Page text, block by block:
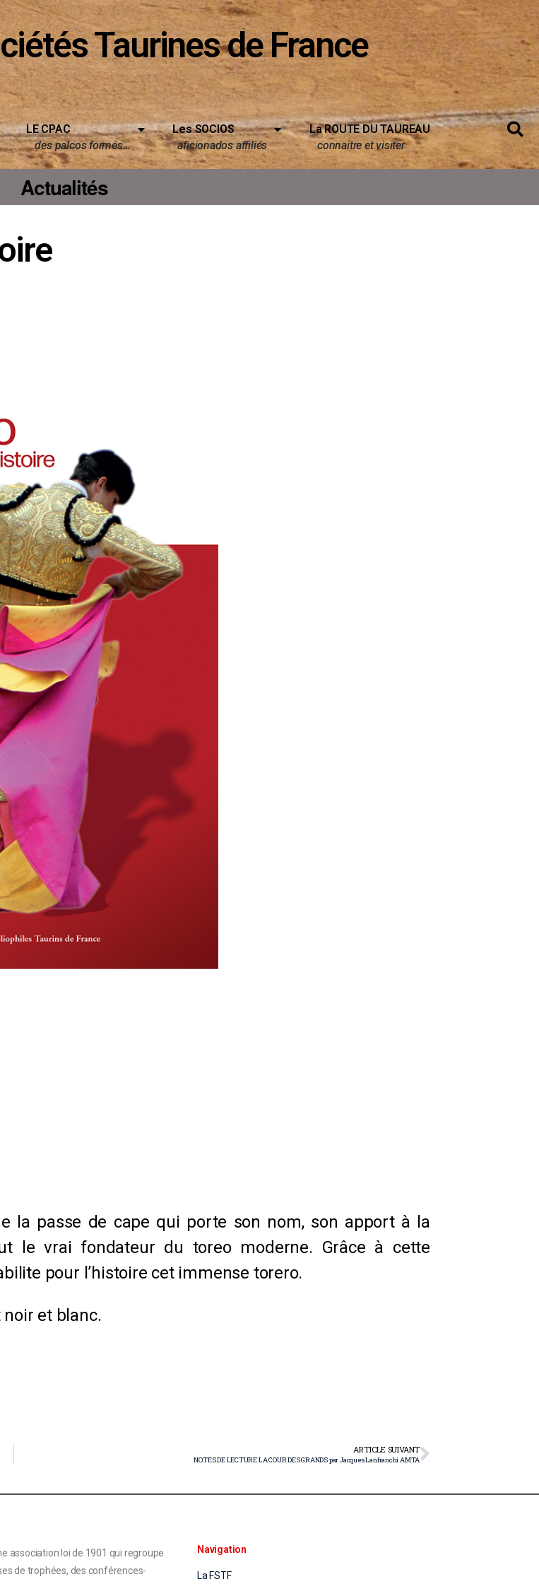
Taurines de France
LE CPAC
des palcos formés…
Les SOCIOS
aficionados affiliés
La ROUTE DU TAUREAU
connaitre et visiter
Actualités
la passe de cape qui porte son nom, son apport à la
le vrai fondateur du toreo moderne. Grâce à cette
pour l’histoire cet immense torero.
et blanc.
ARTICLE SUIVANT
NOTES DE LECTURE LA COUR DES GRANDS par Jacques Lanfranchi AMTA
association loi de 1901 qui regroupe
de trophées, des conférences-
Navigation
La FSTF